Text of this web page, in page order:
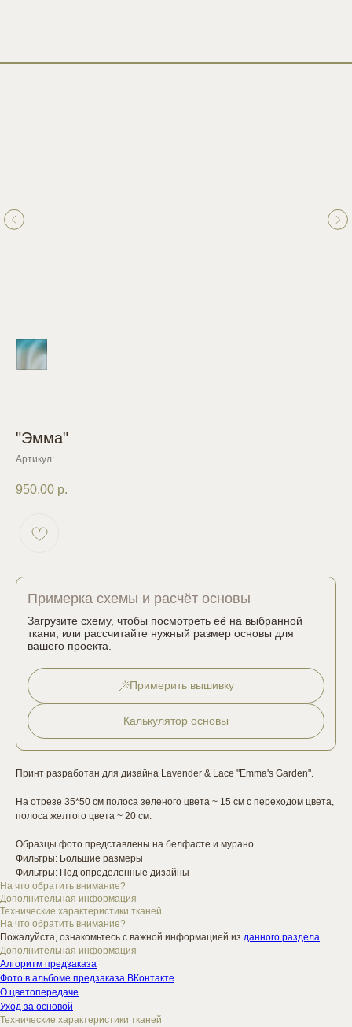
"Эмма"
Артикул:
950,00 р.
Примерка схемы и расчёт основы
Загрузите схему, чтобы посмотреть её на выбранной
ткани, или рассчитайте нужный размер основы для
вашего проекта.
Примерить вышивку
Калькулятор основы
Принт разработан для дизайна Lavender & Lace "Emma's Garden".
На отрезе 35*50 см полоса зеленого цвета ~ 15 см с переходом цвета,
полоса желтого цвета ~ 20 см.
Образцы фото представлены на белфасте и мурано.
Фильтры: Большие размеры
Фильтры: Под определенные дизайны
На что обратить внимание?
Дополнительная информация
Технические характеристики тканей
На что обратить внимание?
Пожалуйста, ознакомьтесь с важной информацией из данного раздела.
Дополнительная информация
Алгоритм предзаказа
Фото в альбоме предзаказа ВКонтакте
О цветопередаче
Уход за основой
Технические характеристики тканей